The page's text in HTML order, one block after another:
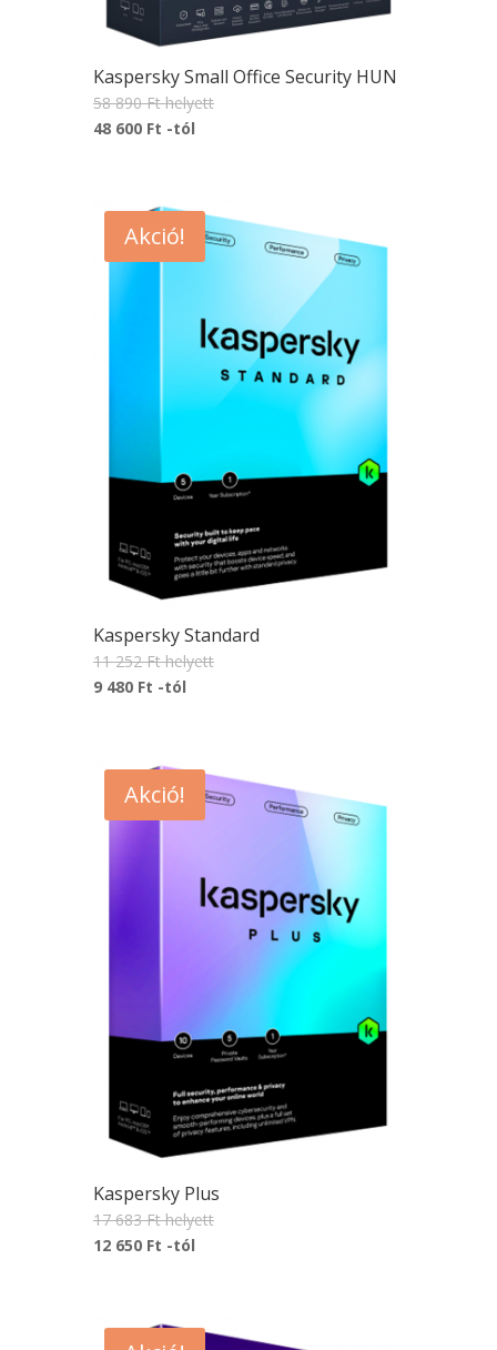
Kaspersky Small Office Security HUN
58 890 Fthelyett
48 600 Ft -tól
Akció!
Kaspersky Standard
11 252 Fthelyett
9 480 Ft -tól
Akció!
Kaspersky Plus
17 683 Fthelyett
12 650 Ft -tól